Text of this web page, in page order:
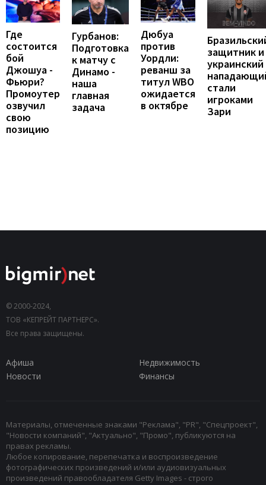
Где
состоится
бой
Джошуа -
Фьюри?
Промоутер
озвучил
свою
позицию
Гурбанов:
Подготовка
к матчу с
Динамо -
наша
главная
задача
Дюбуа
против
Уордли:
реванш за
титул WBO
ожидается
в октябре
защитник и
украинский
стали
игроками
Зари
© 2000-2024,
ТОВ «КЕПРЕЙТ ПАРТНЕРС».
Все права защищены.
Афиша
Недвижимость
Новости
Финансы
Материалы, отмеченные знаками "Реклама", "PR", "Спецпроект",
"Новости компаний", "Актуально", "Промо", публикуются на
правах рекламы.
Любое копирование, перепечатка и воспроизведение
фотографических произведений и/или аудиовизуальных
произведений правообладателя Getty Images - строго